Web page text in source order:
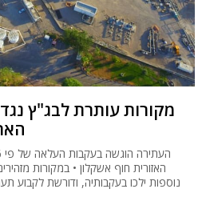
מקורות עותרת לבג"ץ
האזורית חוף אשקלון • במקורות
נוספות ילכו בעקבותיה, ודורשת לקבוע